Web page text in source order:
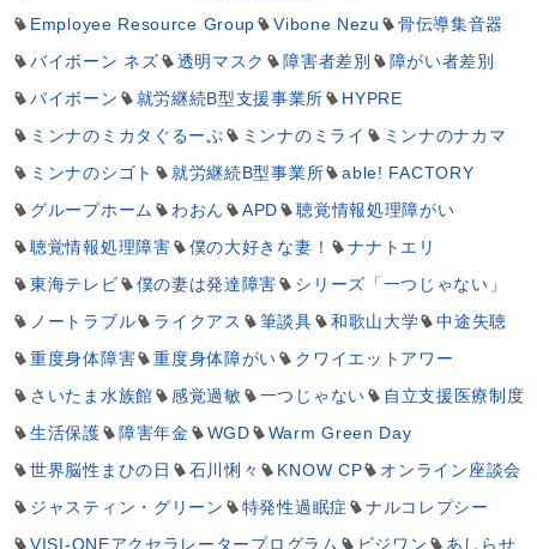
Employee Resource Group
Vibone Nezu
骨伝導集音器
バイボーン ネズ
透明マスク 障害者差別
障がい者差別
バイボーン
就労継続B型支援事業所
HYPRE
ミンナのミカタぐるーぷ
ミンナのミライ
ミンナのナカマ
ミンナのシゴト
就労継続B型事業所
able! FACTORY
グループホーム
わおん APD
聴覚情報処理障がい
聴覚情報処理障害
僕の大好きな妻！
ナナトエリ
東海テレビ
僕の妻は発達障害
シリーズ「一つじゃない」
ノートラブル
ライクアス 筆談具 和歌山大学
中途失聴
重度身体障害
重度身体障がい
クワイエットアワー
さいたま水族館
感覚過敏 一つじゃない
自立支援医療制度
生活保護
障害年金 WGD
Warm Green Day
世界脳性まひの日
石川悧々 KNOW CP
オンライン座談会
ジャスティン・グリーン
特発性過眠症
ナルコレプシー
VISI-ONEアクセラレータープログラム
ビジワン あしらせ